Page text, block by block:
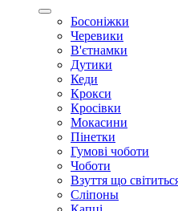
Босоніжки
Черевики
В'єтнамки
Дутики
Кеди
Крокси
Кросівки
Мокасини
Пінетки
Гумові чоботи
Чоботи
Взуття що
Сліпоны